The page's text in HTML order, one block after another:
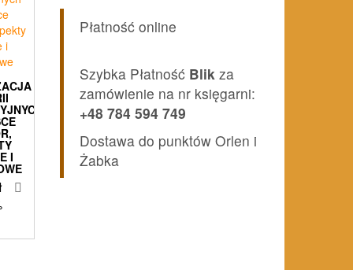
I
Płatność online
Szybka Płatność Blik za
zamówienie na nr księgarni:
+48 784 594 749
Dostawa do punktów Orlen i
Żabka